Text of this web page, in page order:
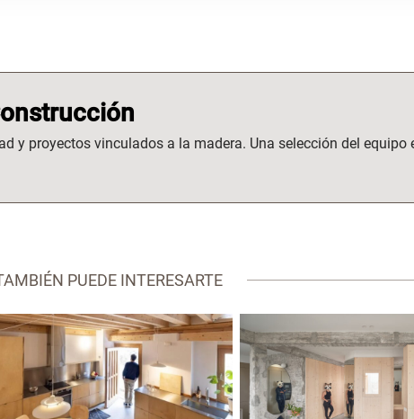
y proyectos vinculados a la madera. Una selección del equipo
PUEDE INTERESARTE